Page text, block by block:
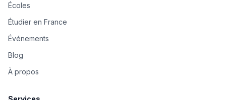
Écoles
Étudier en France
Événements
Blog
À propos